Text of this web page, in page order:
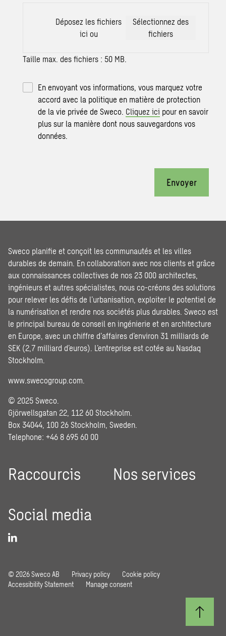
Déposez les fichiers
ici ou
Sélectionnez des
fichiers
Taille max. des fichiers : 50 MB.
En envoyant vos informations, vous marquez votre
accord avec la politique en matière de protection
de la vie privée de Sweco. Cliquez ici pour en savoir
plus sur la manière dont nous sauvegardons vos
données.
Envoyer
Sweco planifie et conçoit les communautés et les villes
durables de demain. En collaboration avec nos clients et grâce
aux connaissances collectives de nos 23 000 architectes,
ingénieurs et autres spécialistes, nous co-créons des solutions
pour relever les défis de l’urbanisation, exploiter le potentiel de
la numérisation et rendre nos sociétés plus durables. Sweco est
le principal bureau de conseil en ingénierie et en architecture
en Europe, avec un chiffre d’affaires d’environ 31 milliards de
SEK (2,7 milliard d’euros). L’entreprise est cotée au Nasdaq
Stockholm.
www.swecogroup.com
© 2025 Sweco.
Gjörwellsgatan 22, 112 60 Stockholm.
Box 34044, 100 26 Stockholm, Sweden.
Telephone: +46 8 695 60 00
Raccourcis Nos services
Social media
© 2026 Sweco AB Privacy policy
Cookie policy
Accessibility Statement
Manage consent